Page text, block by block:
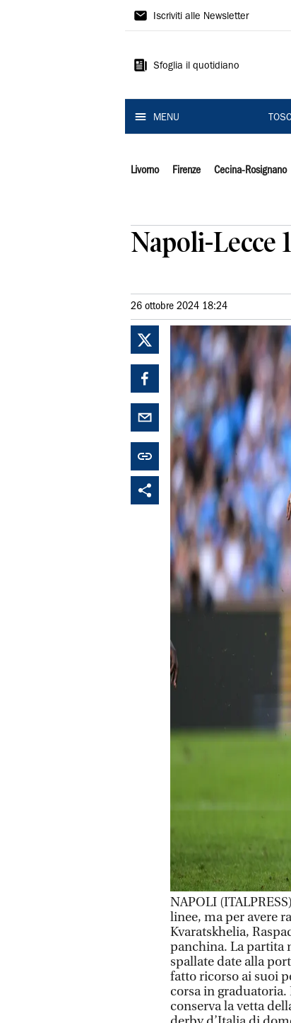
Il
Iscriviti alle Newsletter
Sfoglia il quotidiano
MENU
Livorno Firenze Cecina-Rosignano
Napoli-Lecce
26 ottobre 2024 18:24
NAPOLI
linee, ma per avere
Kvaratskhelia,
panchina. La partita
spallate date alla
fatto ricorso ai suoi
corsa in
conserva la vetta